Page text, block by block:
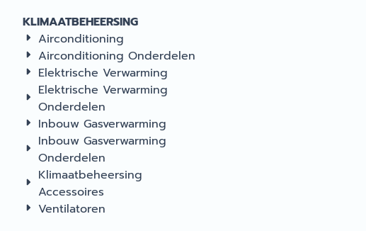
KLIMAATBEHEERSING
Airconditioning
Airconditioning Onderdelen
Elektrische Verwarming
Elektrische Verwarming
Onderdelen
Inbouw Gasverwarming
Inbouw Gasverwarming
Onderdelen
Klimaatbeheersing
Accessoires
Ventilatoren